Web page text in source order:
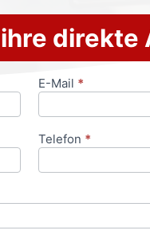
direkte
E-Mail *
Telefon *